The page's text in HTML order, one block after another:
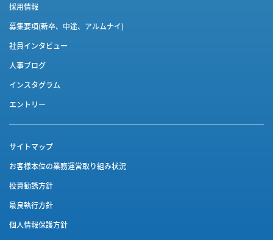
採用情報
募集要項(新卒、中途、アルムナイ)
社員インタビュー
人事ブログ
インスタグラム
エントリー
サイトマップ
お客様本位の業務運営取り組み状況
投資勧誘方針
最良執行方針
個人情報保護方針